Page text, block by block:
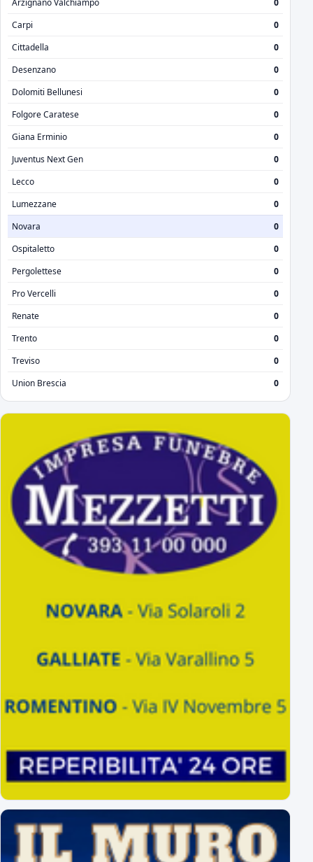
Arzignano Valchiampo
0
Carpi
0
Cittadella
0
Desenzano
0
Dolomiti Bellunesi
0
Folgore Caratese
0
Giana Erminio
0
Juventus Next Gen
0
Lecco
0
Lumezzane
0
Novara
0
Ospitaletto
0
Pergolettese
0
Pro Vercelli
0
Renate
0
Trento
0
Treviso
0
Union Brescia
0